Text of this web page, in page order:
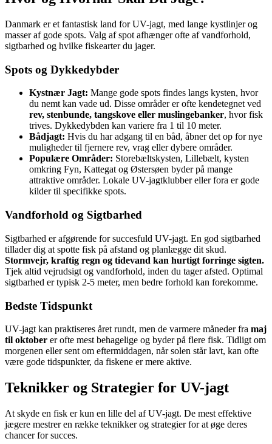
Danmark er et fantastisk land for UV-jagt, med lange kystlinjer og
masser af gode spots. Valg af spot afhænger ofte af vandforhold,
sigtbarhed og hvilke fiskearter du jager.
Spots og Dykkedybder
Kystnær Jagt: Mange gode spots findes langs kysten, hvor
du nemt kan vade ud. Disse områder er ofte kendetegnet ved
rev, stenbunde, tangskove eller muslingebanker, hvor fisk
trives. Dykkedybden kan variere fra 1 til 10 meter.
Bådjagt: Hvis du har adgang til en båd, åbner det op for nye
muligheder til fjernere rev, vrag eller dybere områder.
Populære Områder: Storebæltskysten, Lillebælt, kysten
omkring Fyn, Kattegat og Østersøen byder på mange
attraktive områder. Lokale UV-jagtklubber eller fora er gode
kilder til specifikke spots.
Vandforhold og Sigtbarhed
Sigtbarhed er afgørende for succesfuld UV-jagt. En god sigtbarhed
tillader dig at spotte fisk på afstand og planlægge dit skud.
Stormvejr, kraftig regn og tidevand kan hurtigt forringe sigten.
Tjek altid vejrudsigt og vandforhold, inden du tager afsted. Optimal
sigtbarhed er typisk 2-5 meter, men bedre forhold kan forekomme.
Bedste Tidspunkt
UV-jagt kan praktiseres året rundt, men de varmere måneder fra maj
til oktober er ofte mest behagelige og byder på flere fisk. Tidligt om
morgenen eller sent om eftermiddagen, når solen står lavt, kan ofte
være gode tidspunkter, da fiskene er mere aktive.
Teknikker og Strategier for UV-jagt
At skyde en fisk er kun en lille del af UV-jagt. De mest effektive
jægere mestrer en række teknikker og strategier for at øge deres
chancer for succes.